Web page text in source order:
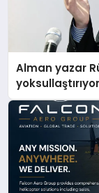
Alman yazar Rügemer: